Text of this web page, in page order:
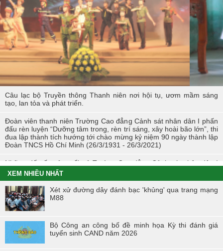
Hội thi tìm hiểu, sáng kiến về phòng, chống tác hại của thuốc lá
trong tuổi trẻ Trường Cao đẳng Cảnh sát nhân dân I
Tuổi trẻ Trường Cao đẳng CSND I tích cực triển khai đề án 06 của
Chính phủ
Câu lạc bộ Truyền thông Thanh niên nơi hội tụ, ươm mầm sáng
tạo, lan tỏa và phát triển.
Đoàn viên thanh niên Trường Cao đẳng Cảnh sát nhân dân I phấn
đấu rèn luyện “Dưỡng tâm trong, rèn trí sáng, xây hoài bão lớn”, thi
đua lập thành tích hướng tới chào mừng kỷ niệm 90 ngày thành lập
Đoàn TNCS Hồ Chí Minh (26/3/1931 - 26/3/2021)
Những dấu ấn của tuổi trẻ Trường Cao đẳng Cảnh sát nhân dân I
trong Tháng Thanh niên 2021
Chiến dịch tình nguyện mùa đông năm 2020 và Xuân biên cương
năm 2021 trong tuổi trẻ Trường Cao đẳng Cảnh sát nhân dân I
đoàn tại Hội thi “Đoàn viên Công đoàn Tổng cục Chính trị CAND
học tập và làm theo tư tưởng, đạo đức, phong cách Hồ Chí Minh” -
khu vực phía Bắc
XEM NHIỀU NHẤT
Xét xử đường dây đánh bạc 'khủng' qua trang mạng
M88
Bộ Công an công bố đề minh họa Kỳ thi đánh giá
tuyển sinh CAND năm 2026